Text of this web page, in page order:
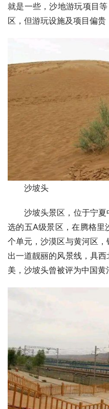
就是一些，沙地游玩项目
区，但游玩设施及项目偏贵
沙坡头
沙坡头景区，位于宁
选的五A级景区，在腾格里
个单元，沙漠区与黄河区
出一道靓丽的风景线，具
美，沙坡头曾被评为中国黄